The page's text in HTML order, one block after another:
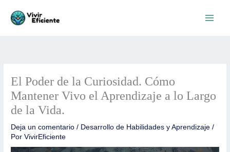
contenido
El Poder de la Curiosidad. Cómo
Mantener Vivo el Aprendizaje a lo Largo
de la Vida.
Deja un comentario / Desarrollo de Habilidades y Aprendizaje /
PorVivirEficiente